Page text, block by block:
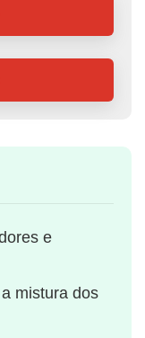
e
mistura dos